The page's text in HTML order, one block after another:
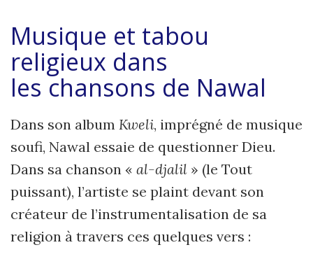
Musique et tabou
religieux dans
les chansons de Nawal
Dans son album Kweli, imprégné de musique
soufi, Nawal essaie de questionner Dieu.
Dans sa chanson « al-djalil » (le Tout
puissant), l’artiste se plaint devant son
créateur de l’instrumentalisation de sa
religion à travers ces quelques vers :